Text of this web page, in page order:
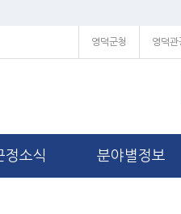
영덕군청 영덕관
정소식 분야별정보